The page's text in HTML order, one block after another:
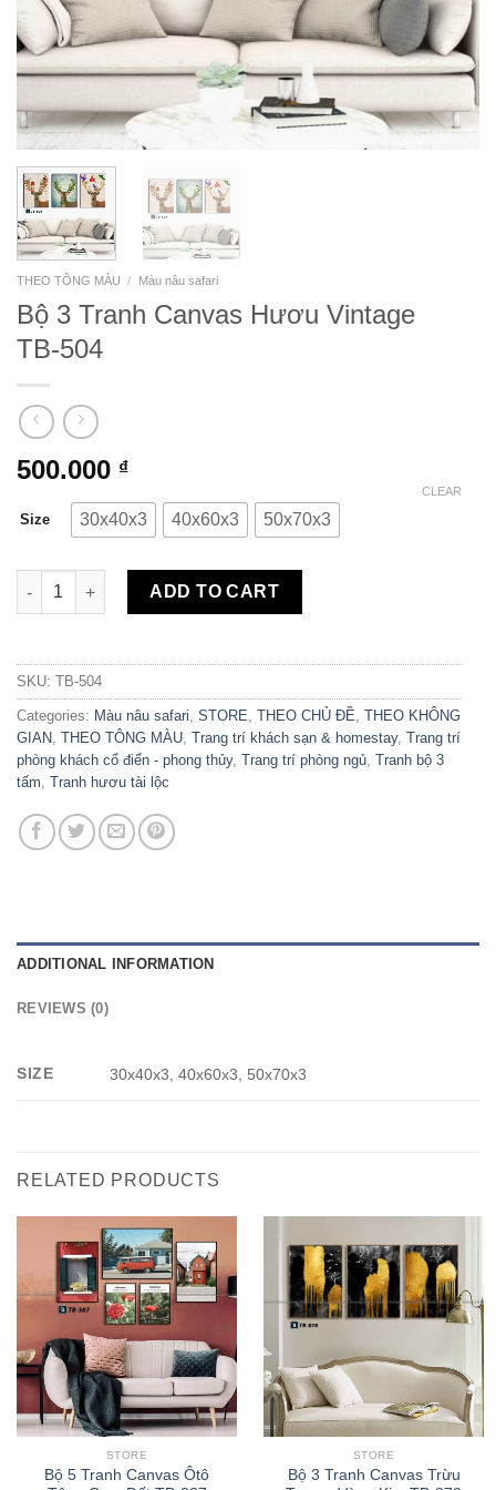
THEO TÔNG MÀU / Màu nâu safari
Bộ 3 Tranh Canvas Hươu Vintage
TB-504
500.000 ₫
Size 30x40x3 40x60x3 50x70x3
CLEAR
Bộ 3 Tranh Canvas Hươu Vintage TB-504 quantity
ADD TO CART
SKU: TB-504
Categories: Màu nâu safari, STORE, THEO CHỦ ĐỀ, THEO KHÔNG
GIAN, THEO TÔNG MÀU, Trang trí khách sạn & homestay, Trang trí
phòng khách cổ điển - phong thủy, Trang trí phòng ngủ, Tranh bộ 3
tấm, Tranh hươu tài lộc
ADDITIONAL INFORMATION
REVIEWS (0)
SIZE 30x40x3, 40x60x3, 50x70x3
RELATED PRODUCTS
STORE
Bộ 5 Tranh Canvas Ôtô
STORE
Bộ 3 Tranh Canvas Trừu